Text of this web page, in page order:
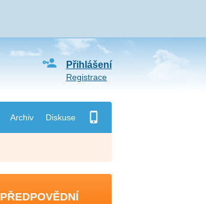
Archiv Diskuse
Přihlášení
Registrace
PŘEDPOVĚDNÍ